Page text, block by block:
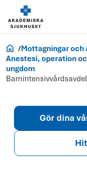
Akademiska.se
Mottagningar och
Anestesi, operation
ungdom
Gör dina